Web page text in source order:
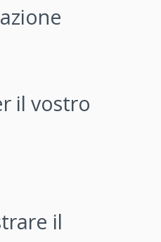
il vostro
il